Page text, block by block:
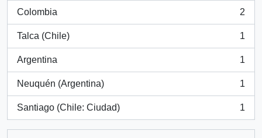
Colombia
, 2 resultados
2
Talca (Chile)
, 1 resultados
1
Argentina
, 1 resultados
1
Neuquén (Argentina)
, 1 resultados
1
Santiago (Chile: Ciudad)
, 1 resultados
1